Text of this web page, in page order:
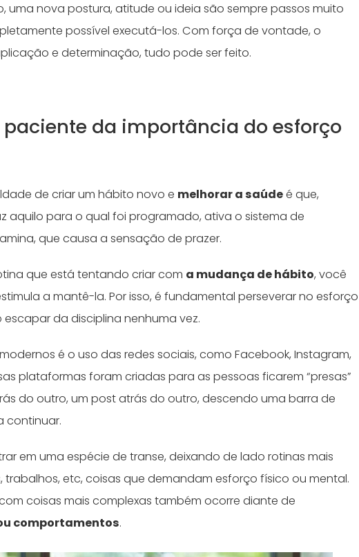
uma nova postura, atitude ou ideia são sempre passos muito
possível executá-los. Com força de vontade, o
e determinação, tudo pode ser feito.
paciente da importância do esforço
de criar um hábito novo e melhorar a saúdeé que,
aquilo para o qual foi programado, ativa o sistema de
que causa a sensação de prazer.
que está tentando criar com a mudança de hábito, você
a mantê-la. Por isso, é fundamental perseverar no esforço
da disciplina nenhuma vez.
é o uso das redes sociais, como Facebook, Instagram,
plataformas foram criadas para as pessoas ficarem “presas”
do outro, um post atrás do outro, descendo uma barra de
continuar.
em uma espécie de transe, deixando de lado rotinas mais
trabalhos, etc, coisas que demandam esforço físico ou mental.
coisas mais complexas também ocorre diante de
comportamentos.